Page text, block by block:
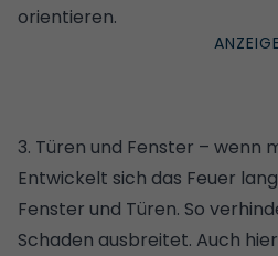
orientieren.
3. Türen und Fenster – wenn
Entwickelt sich das Feuer
Fenster und Türen. So
Schaden ausbreitet. Auch